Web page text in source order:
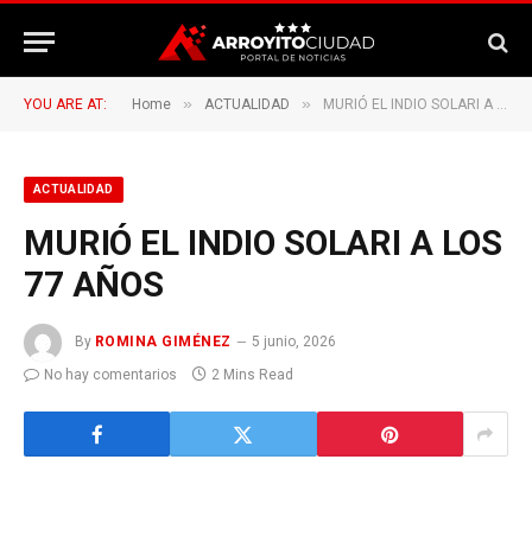
YOU ARE AT: Home » ACTUALIDAD » MURIÓ EL INDIO SOLARI A LOS 77 AÑOS
ACTUALIDAD
MURIÓ EL INDIO SOLARI A LOS
77 AÑOS
By ROMINA GIMÉNEZ
5 junio, 2026
No hay comentarios
2 Mins Read